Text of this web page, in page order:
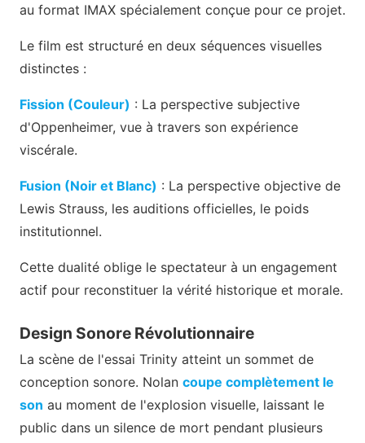
au format IMAX spécialement conçue pour ce projet.
Le film est structuré en deux séquences visuelles
distinctes :
Fission (Couleur) : La perspective subjective
d'Oppenheimer, vue à travers son expérience
viscérale.
Fusion (Noir et Blanc) : La perspective objective de
Lewis Strauss, les auditions officielles, le poids
institutionnel.
Cette dualité oblige le spectateur à un engagement
actif pour reconstituer la vérité historique et morale.
Design Sonore Révolutionnaire
La scène de l'essai Trinity atteint un sommet de
conception sonore. Nolan coupe complètement le
son au moment de l'explosion visuelle, laissant le
public dans un silence de mort pendant plusieurs